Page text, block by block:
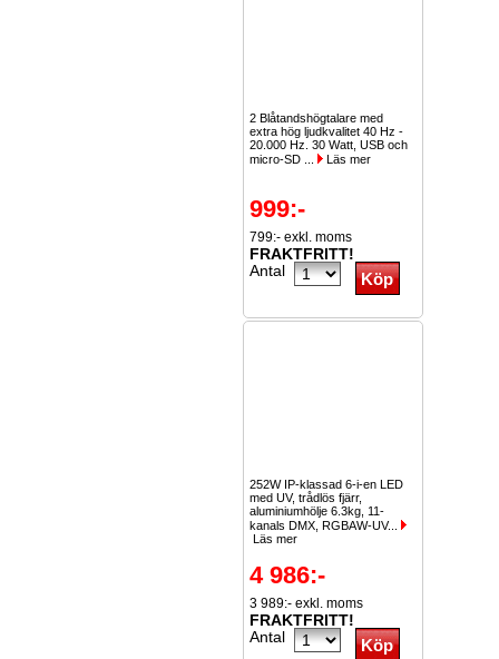
2 Blåtandshögtalare med
extra hög ljudkvalitet 40 Hz -
20.000 Hz. 30 Watt, USB och
micro-SD ...
Läs mer
999:-
799:- exkl. moms
FRAKTFRITT!
Antal
252W IP-klassad 6-i-en LED
med UV, trådlös fjärr,
aluminiumhölje 6.3kg, 11-
kanals DMX, RGBAW-UV...
Läs mer
4 986:-
3 989:- exkl. moms
FRAKTFRITT!
Antal